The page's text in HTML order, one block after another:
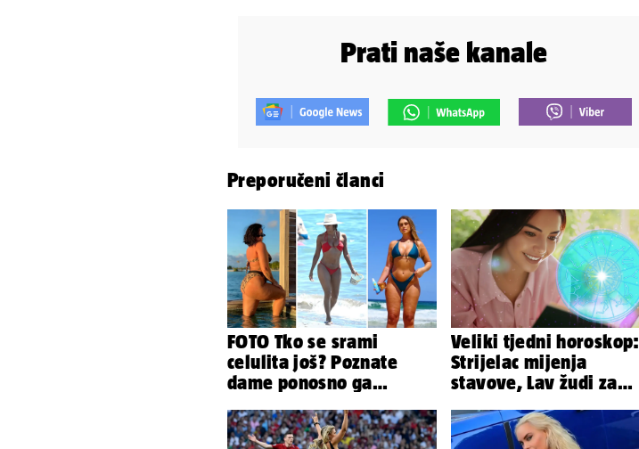
Prati naše kanale
Preporučeni članci
FOTO Tko se srami
celulita još? Poznate
dame ponosno ga
obline
Veliki tjedni horoskop:
Strijelac mijenja
stavove, Lav žudi za
rastresen